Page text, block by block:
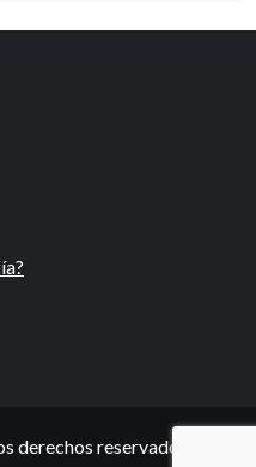
reservados.